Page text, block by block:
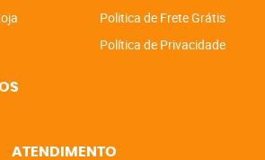
Politica de Frete Grátis
Política de Privacidade
ATENDIMENTO